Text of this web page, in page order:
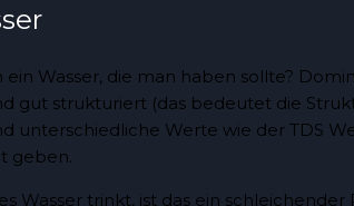
Wasser, die man haben sollte?
gut strukturiert (das bedeutet die
unterschiedliche Werte wie der TDS
geben.
Wasser trinkt, ist das ein